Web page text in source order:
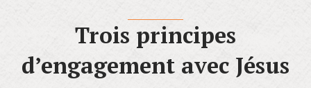
Trois principes
d’engagement avec Jésus